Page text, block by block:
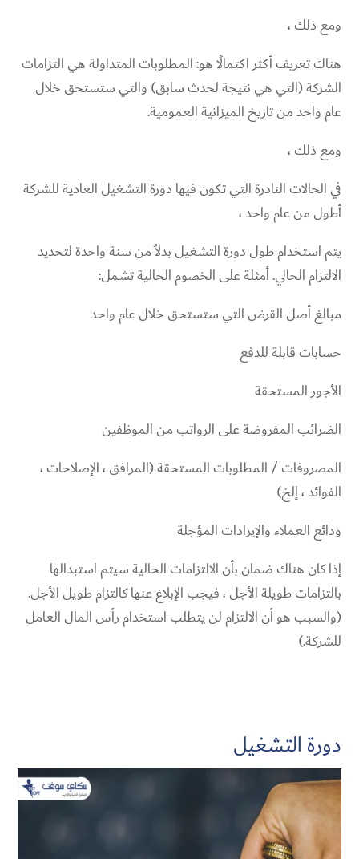
ومع ذلك ،
هناك تعريف أكثر اكتمالًا هو: المطلوبات المتداولة هي التزامات
الشركة (التي هي نتيجة لحدث سابق) والتي ستستحق خلال
عام واحد من تاريخ الميزانية العمومية.
ومع ذلك ،
في الحالات النادرة التي تكون فيها دورة التشغيل العادية للشركة
أطول من عام واحد ،
يتم استخدام طول دورة التشغيل بدلاً من سنة واحدة لتحديد
الالتزام الحالي. أمثلة على الخصوم الحالية تشمل:
مبالغ أصل القرض التي ستستحق خلال عام واحد
حسابات قابلة للدفع
الأجور المستحقة
الضرائب المفروضة على الرواتب من الموظفين
المصروفات / المطلوبات المستحقة (المرافق ، الإصلاحات ،
الفوائد ، إلخ)
ودائع العملاء والإيرادات المؤجلة
إذا كان هناك ضمان بأن الالتزامات الحالية سيتم استبدالها
بالتزامات طويلة الأجل ، فيجب الإبلاغ عنها كالتزام طويل الأجل.
(والسبب هو أن الالتزام لن يتطلب استخدام رأس المال العامل
للشركة.)
دورة التشغيل